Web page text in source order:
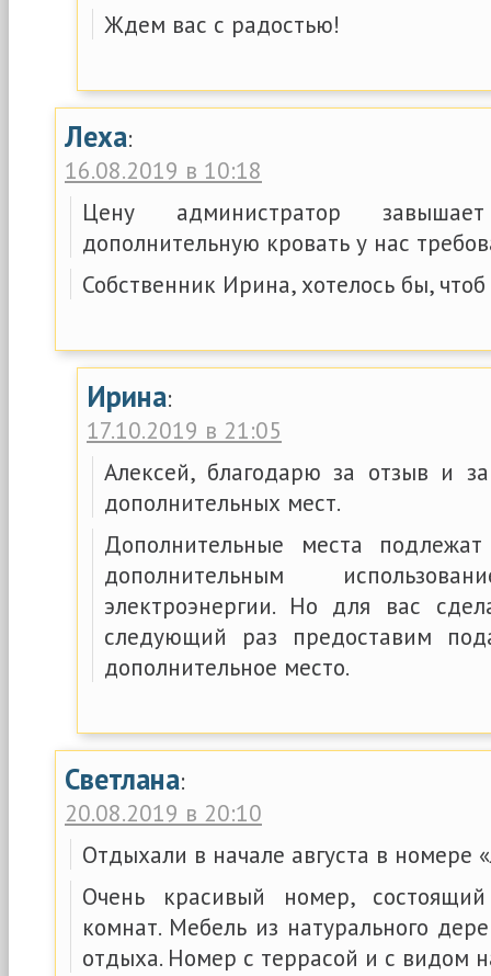
Ждем вас с радостью!
Леха:
16.08.2019 в 10:18
Цену администратор
дополнительную кровать у нас
Собственник Ирина, хотелось бы,
Ирина:
17.10.2019 в 21:05
Алексей, благодарю за отзыв и
дополнительных мест.
Дополнительные места
дополнительным
электроэнергии. Но для вас
следующий раз предоставим
дополнительное место.
Светлана:
20.08.2019 в 20:10
Отдыхали в начале августа в номере
Очень красивый номер,
комнат. Мебель из натурального
отдыха. Номер с террасой и с видом